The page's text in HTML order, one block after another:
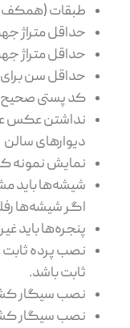
طبقات (همکف
حداقل متراژ جهت
حداقل متراژ جهت
حداقل سن برای اخذ
کد پستی صحیح
نداشتن عکس
دیوارهای سالن
نمایش نمونه
شیشه‌ها باید
اگر شیشه‌ها
پنجره‌ها باید
نصب پرده ثابت
ثابت باشد.
نصب سیگار
نصب سیگار